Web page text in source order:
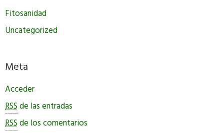
Fitosanidad
Uncategorized
Meta
Acceder
RSSde las entradas
RSSde los comentarios